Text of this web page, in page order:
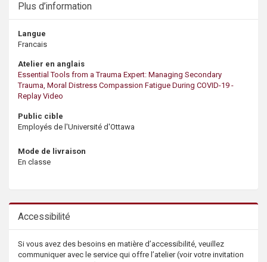
Plus d’information
Langue
Francais
Atelier en anglais
Essential Tools from a Trauma Expert: Managing Secondary
Trauma, Moral Distress Compassion Fatigue During COVID-19 -
Replay Video
Public cible
Employés de l'Université d'Ottawa
Mode de livraison
En classe
Accessibilité
Si vous avez des besoins en matière d’accessibilité, veuillez
communiquer avec le service qui offre l’atelier (voir votre invitation